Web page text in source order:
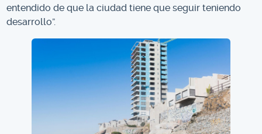
entendido de que la ciudad tiene que seguir teniendo
desarrollo”.